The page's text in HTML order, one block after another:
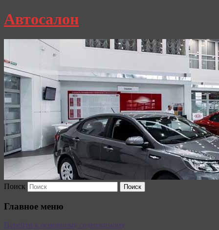
Автосалон
Поиск
Главное меню
Перейти к основному содержимому